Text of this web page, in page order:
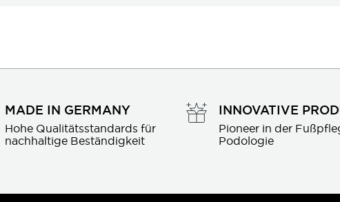
MADE IN GERMANY
Hohe Qualitätsstandards für
nachhaltige Beständigkeit
INNOVATIVE
Pioneer in der
Podologie